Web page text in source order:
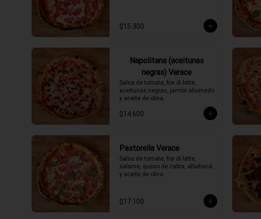
$15.300
Napolitana (aceitunas
negras) Verace
Salsa de tomate, fior di latte,
aceitunas negras, jamón ahumado
y aceite de oliva.
$14.600
Pastorella Verace
Salsa de tomate, fior di latte,
salame, queso de cabra, albahaca
y aceite de oliva.
$17.100